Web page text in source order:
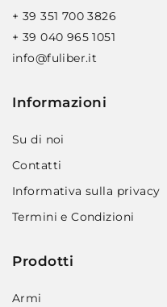
+ 39 351 700 3826
+ 39 040 965 1051
info@fuliber.it
Informazioni
Su di noi
Contatti
Informativa sulla privacy
Termini e Condizioni
Prodotti
Armi